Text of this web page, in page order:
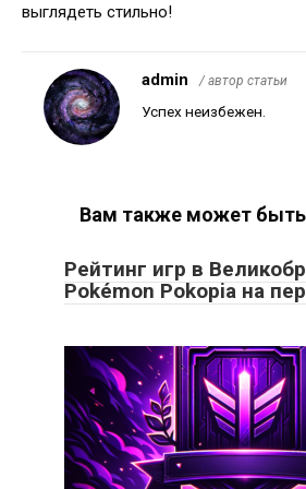
выглядеть стильно!
admin / автор статьи
Успех неизбежен.
Вам также может быть
Рейтинг игр в
Pokémon Pokopia на